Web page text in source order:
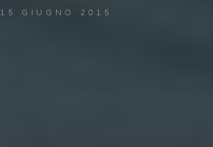
15 GIUGNO 2015